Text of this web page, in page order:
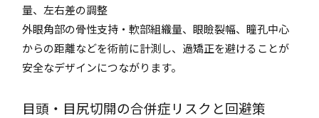
量、左右差の調整
外眼角部の骨性支持・軟部組織量、眼瞼裂幅、瞳孔中心
からの距離などを術前に計測し、過矯正を避けることが
安全なデザインにつながります。
目頭・目尻切開の合併症リスクと回避策